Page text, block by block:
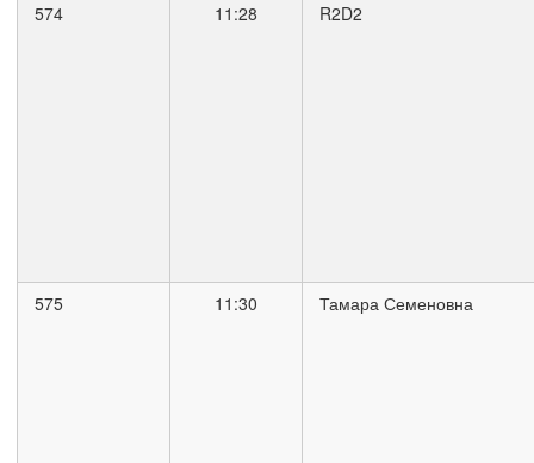
574 11:28 R2D2
575 11:30 Тамара Семеновна